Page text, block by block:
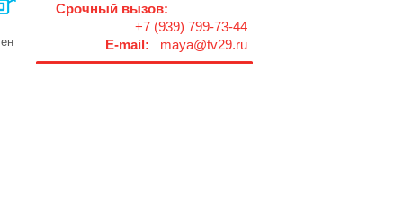
Срочный вызов:
+7 (939) 799-73-44
E-mail: maya@tv29.ru